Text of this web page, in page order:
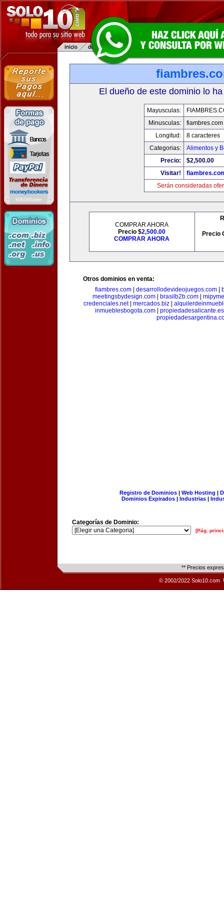
El dueño de este dominio lo
Mayusculas:
Minusculas:
fiambres.com
Longitud:
8 caracteres
Categorias:
Alimentos y
Precio:
$2,500.00
Visitar!
Serán consideradas
COMPRAR AHORA
Precio $2,500.00
COMPRAR AHORA
Precio
Otros dominios en venta:
fiambres.com| desarrollodevideojuegos.com|
meetingsbydesign.com
brasilb2b.com
credenciales.net| mercados.biz
inmueblesbogota.com| propiedadesalicante.es
Registro de Dominios| Web Hosting |
Dominios Expirados | Industrias |
Categorías de Dominio:
[Pág.
** Precios
© 2002/2022 Solo10.com